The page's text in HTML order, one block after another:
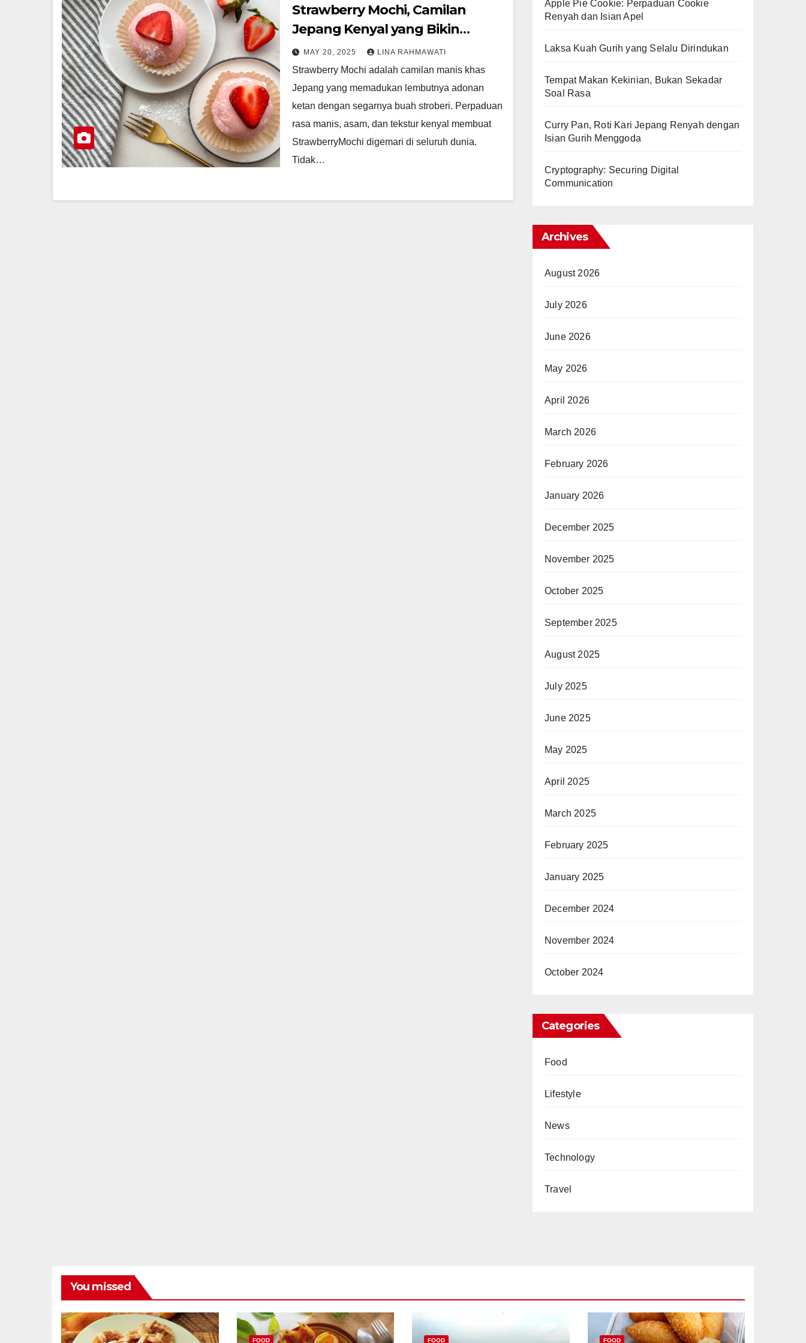
Strawberry Mochi, Camilan
Jepang Kenyal yang Bikin
Ketagihan
MAY 20, 2025 LINA RAHMAWATI
Strawberry Mochi adalah camilan manis khas
Jepang yang memadukan lembutnya adonan
ketan dengan segarnya buah stroberi. Perpaduan
rasa manis, asam, dan tekstur kenyal membuat
StrawberryMochi digemari di seluruh dunia.
Tidak…
Apple Pie Cookie: Perpaduan Cookie
Renyah dan Isian Apel
Laksa Kuah Gurih yang Selalu Dirindukan
Tempat Makan Kekinian, Bukan Sekadar
Soal Rasa
Curry Pan, Roti Kari Jepang Renyah dengan
Isian Gurih Menggoda
Cryptography: Securing Digital
Communication
Archives
August 2026
July 2026
June 2026
May 2026
April 2026
March 2026
February 2026
January 2026
December 2025
November 2025
October 2025
September 2025
August 2025
July 2025
June 2025
May 2025
April 2025
March 2025
February 2025
January 2025
December 2024
November 2024
October 2024
Categories
Food
Lifestyle
News
Technology
Travel
You missed
FOOD FOOD FOOD